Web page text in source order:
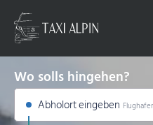
Wo solls hingehen?
Abholort eingeben